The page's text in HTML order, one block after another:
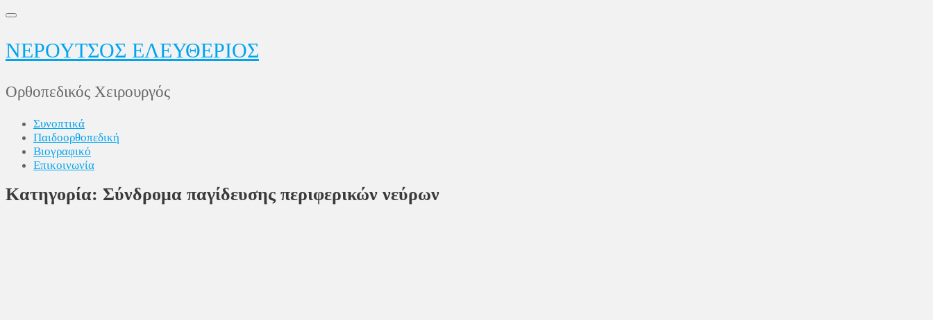
Skip
ΝΕΡΟΥΤΣΟΣ ΕΛΕΥΘΕΡΙΟΣ
Ορθοπεδικός Χειρουργός
Συνοπτικά
Παιδοορθοπεδική
Βιογραφικό
Επικοινωνία
Κατηγορία: Σύνδρομα παγίδευσης περιφερικών νεύρων